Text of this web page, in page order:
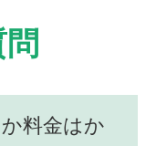
料金はか